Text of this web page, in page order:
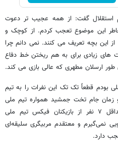
استقلال گفت: از همه عجیب تر دعوت
این موضوع تعجب کردم. از کوچک و
این بچه تعریف می کنند. نمی دانم چرا
های زیادی برای به هم ریختن خط دفاع
ارسلان مطهری که عالی بازی می کند.
بودم قطعاً تک تک این نفرات را به تیم
زمان جام تخت جمشید همواره تیم ملی
روی کاکل تاجی ها می چرخید و حداقل ۷ نفر از بازیکنان فیکس تیم ملی
نمی‌گیرم و معتقدم مربیگری سلیقه‌ای
دارد.